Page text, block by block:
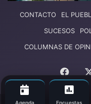
CONTACTO EL
SUCESOS
COLUMNAS DE
Agenda Encuestas